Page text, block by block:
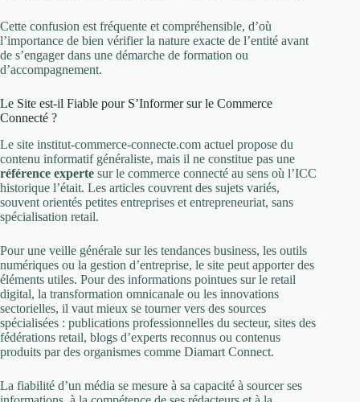
Cette confusion est fréquente et compréhensible, d’où
l’importance de bien vérifier la nature exacte de l’entité avant
de s’engager dans une démarche de formation ou
d’accompagnement.
Le Site est-il Fiable pour S’Informer sur le Commerce
Connecté ?
Le site institut-commerce-connecte.com actuel propose du
contenu informatif généraliste, mais il ne constitue pas une
référence experte sur le commerce connecté au sens où l’ICC
historique l’était. Les articles couvrent des sujets variés,
souvent orientés petites entreprises et entrepreneuriat, sans
spécialisation retail.
Pour une veille générale sur les tendances business, les outils
numériques ou la gestion d’entreprise, le site peut apporter des
éléments utiles. Pour des informations pointues sur le retail
digital, la transformation omnicanale ou les innovations
sectorielles, il vaut mieux se tourner vers des sources
spécialisées : publications professionnelles du secteur, sites des
fédérations retail, blogs d’experts reconnus ou contenus
produits par des organismes comme Diamart Connect.
La fiabilité d’un média se mesure à sa capacité à sourcer ses